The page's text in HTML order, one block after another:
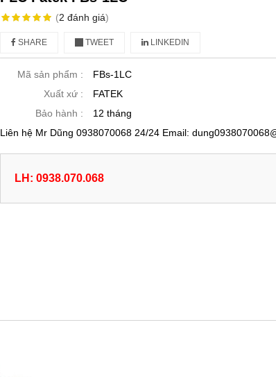
(2 đánh giá)
SHARE TWEET LINKEDIN
Mã sản phẩm :
FBs-1LC
Xuất xứ :
FATEK
Bảo hành :
12 tháng
Liên hệ Mr Dũng 0938070068 24/24 Email:
LH: 0938.070.068